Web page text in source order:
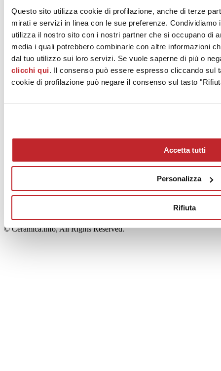
Questo sito utilizza cookie di profilazione, anche di terze
mirati e servizi in linea con le sue preferenze.
utilizza il nostro sito con i nostri partner che si occupano di
media i quali potrebbero combinarle con altre informazioni
dal tuo utilizzo sui loro servizi. Se vuole saperne di più o
clicchi qui. Il consenso può essere espresso cliccando sul
cookie di profilazione può negare il consenso sul tasto
Accetta tutti
Personalizza
Rifiuta
News
aziende
Edi.Cer S.p.a. Società unipersonale
Viale Monte Santo, 40 - 41049 Sassuolo (MO) - Italy
00853700367
Iscrizione al Registro delle Imprese: REA Modena 189678
© Ceramica.info, All Rights Reserved.